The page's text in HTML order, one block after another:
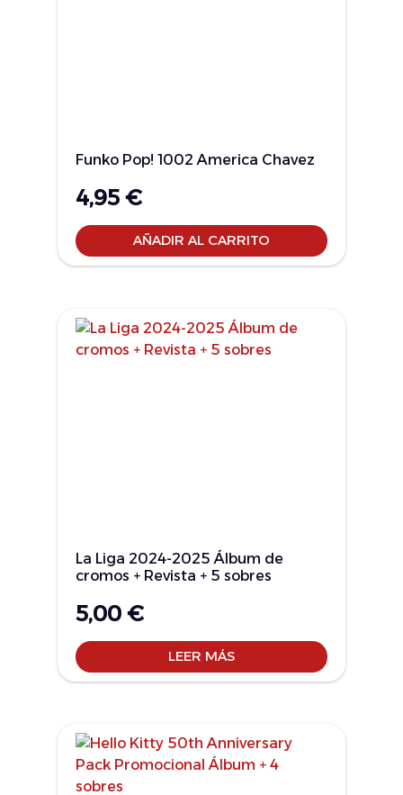
Funko Pop! 1002 America Chavez
4,95 €
AÑADIR AL CARRITO
La Liga 2024-2025 Álbum de
cromos + Revista + 5 sobres
5,00 €
LEER MÁS